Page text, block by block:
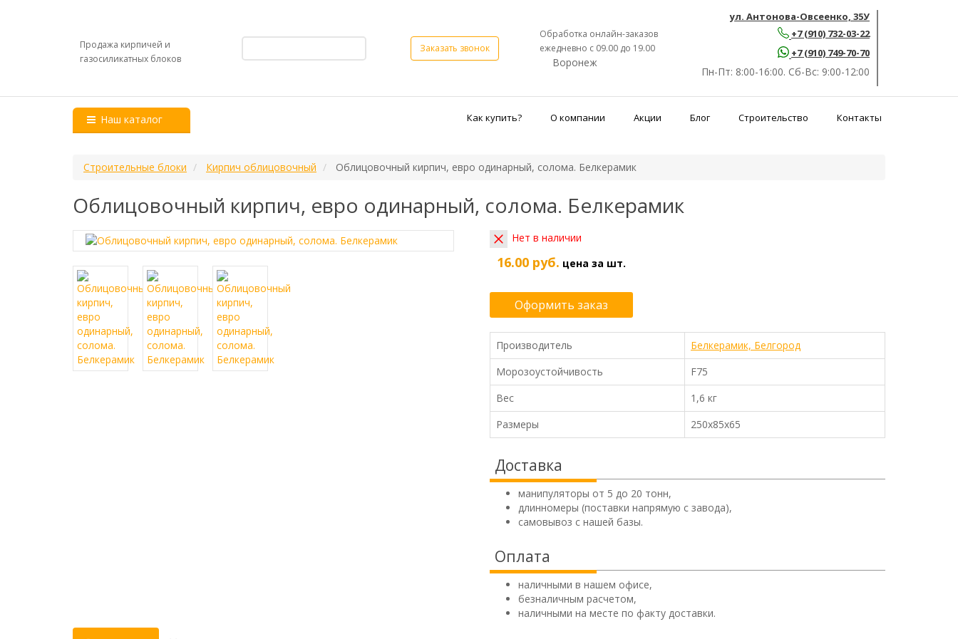
Продажа кирпичей и
газосиликатных блоков
Заказать звонок
Обработка онлайн-заказов
ежедневно с 09.00 до 19.00
Воронеж
ул. Антонова-Овсеенко, 35У
+7 (910) 732-03-22
+7 (910) 749-70-70
Пн-Пт: 8:00-16:00. Сб-Вс: 9:00-12:00
Наш каталог Как купить? О компании Акции Блог Строительство Контакты
Строительные блоки Кирпич облицовочный Облицовочный кирпич, евро одинарный, солома. Белкерамик
Облицовочный кирпич, евро одинарный, солома. Белкерамик
Нет в наличии
16.00 руб. цена за шт.
Оформить заказ
Производитель
Белкерамик, Белгород
Морозоустойчивость
F75
Вес
1,6 кг
Размеры
250х85х65
Доставка
манипуляторы от 5 до 20 тонн,
длинномеры (поставки напрямую с завода),
самовывоз с нашей базы.
Оплата
наличными в нашем офисе,
безналичным расчетом,
наличными на месте по факту доставки.